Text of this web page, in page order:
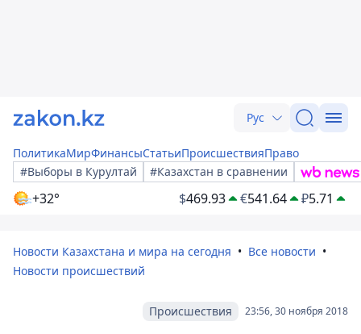
Рус
ПолитикаМирФинансыСтатьиПроисшествияПраво
#Выборы в Курултай
#Казахстан в сравнении
+32° $469.93 €541.64 ₽5.71
Новости Казахстана и мира на сегодня
Все новости
Новости происшествий
23:56, 30 ноября 2018
Происшествия